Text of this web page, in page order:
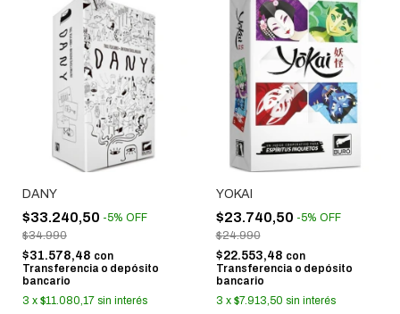
DANY
$33.240,50 -5% OFF
$34.990
$31.578,48 con
Transferencia o depósito
bancario
3 x $11.080,17 sin interés
YOKAI
$23.740,50 -5% OFF
$24.990
$22.553,48 con
Transferencia o depósito
bancario
3 x $7.913,50 sin interés